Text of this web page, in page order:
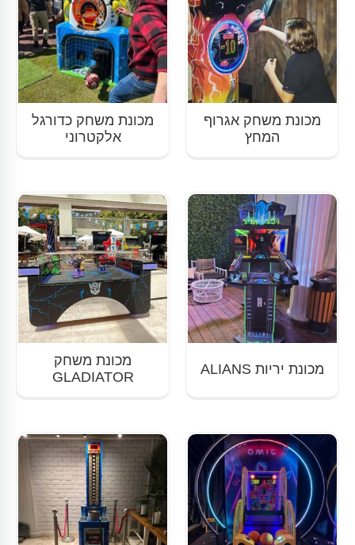
מכונת משחק אגרוף
המחץ
מכונת משחק כדורגל
אלקטרוני
מכונת יריות ALIANS
מכונת משחק
GLADIATOR